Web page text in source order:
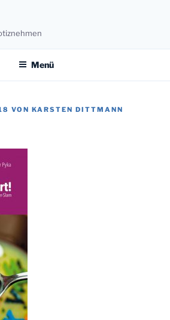
Menü
VON KARSTEN DITTMANN